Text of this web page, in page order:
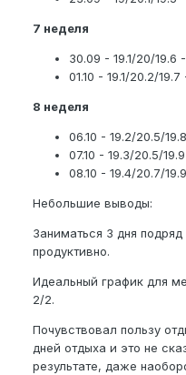
7 неделя
30.09 - 19.1/20/19.6
01.10 - 19.1/20.2/19.7
8 неделя
06.10 - 19.2/20.5/
07.10 - 19.3/20.5/
08.10 - 19.4/20.7/
Небольшие выводы:
Заниматься 3 дня
продуктивно.
Идеальный график для
2/2.
Почувствовал пользу
дней отдыха и это не
результате, даже